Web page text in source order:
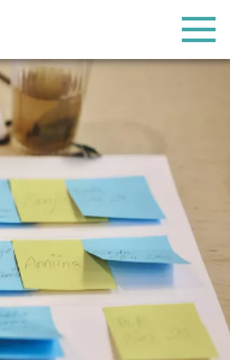
Passwort vergessen